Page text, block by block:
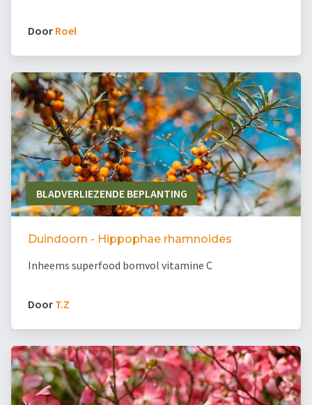
Door Roel
BLADVERLIEZENDE BEPLANTING
Duindoorn - Hippophae rhamnoides
Inheems superfood bomvol vitamine C
Door T.Z